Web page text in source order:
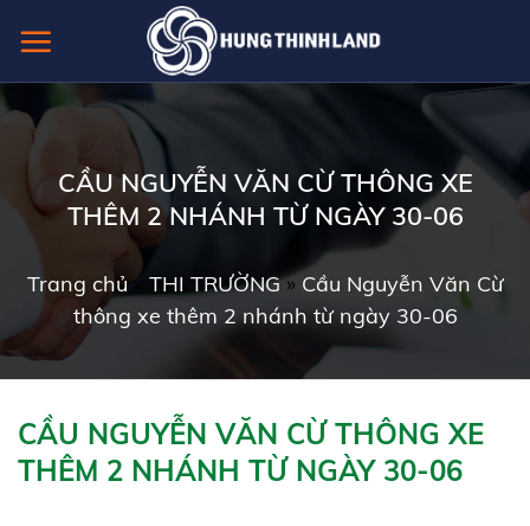
CẦU NGUYỄN VĂN CỪ THÔNG XE
THÊM 2 NHÁNH TỪ NGÀY 30-06
Trang chủ » THI TRƯỜNG» Cầu Nguyễn Văn Cừ
thông xe thêm 2 nhánh từ ngày 30-06
CẦU NGUYỄN VĂN CỪ THÔNG XE
THÊM 2 NHÁNH TỪ NGÀY 30-06